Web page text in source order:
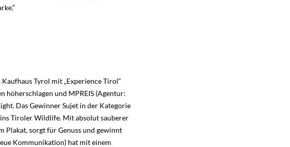
Tyrol mit „Experience Tirol“
höherschlagen und MPREIS (Agentur:
Das Gewinner Sujet in der Kategorie
Tiroler Wildlife. Mit absolut sauberer
Plakat, sorgt für Genuss und gewinnt
Kommunikation) hat mit einem